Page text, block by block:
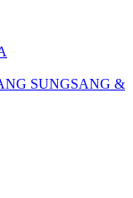
SUNGSANG &